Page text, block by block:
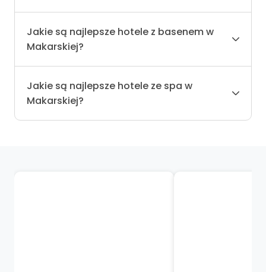
Jakie są najlepsze hotele z basenem w
Makarskiej?
Jakie są najlepsze hotele ze spa w
Makarskiej?